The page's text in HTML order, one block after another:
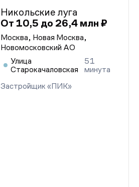
Никольские луга
От 10,5 до 26,4 млн ₽
Москва, Новая Москва,
Новомосковский АО
Улица
Старокачаловская
51
минута
Застройщик «ПИК»